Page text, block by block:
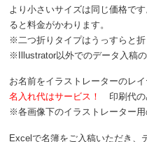
より小さいサイズは同じ価格で
ると料金がかわります。
※二つ折りタイプはうっすらと
※Illustrator以外でのデータ入稿
お名前をイラストレーターのレ
名入れ代はサービス！
印刷代の
※各画像下のイラストレーター用
Excelで名簿をご入稿いただき、